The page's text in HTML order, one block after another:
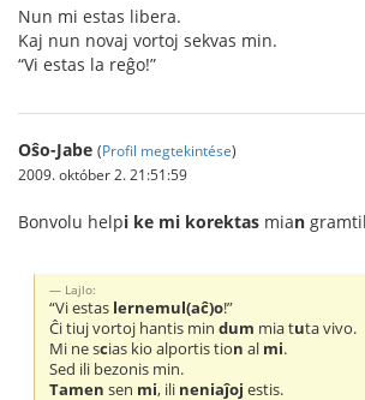
Nun mi estas libera.
Kaj nun novaj vortoj sekvas min.
“Vi estas la reĝo!”
Oŝo-Jabe (Profil megtekintése)
2009. október 2. 21:51:59
Bonvolu helpi ke mi korektas mian
Lajlo:
“Vi estas lernemul(aĉ)o!”
Ĉi tiuj vortoj hantis mindum mia tuta vivo.
Mi ne scias kio alportis tion al mi.
Sed ili bezonis min.
Tamen sen mi, ili neniaĵoj estis.